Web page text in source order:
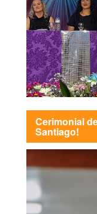
Cerimonial
Santiago!